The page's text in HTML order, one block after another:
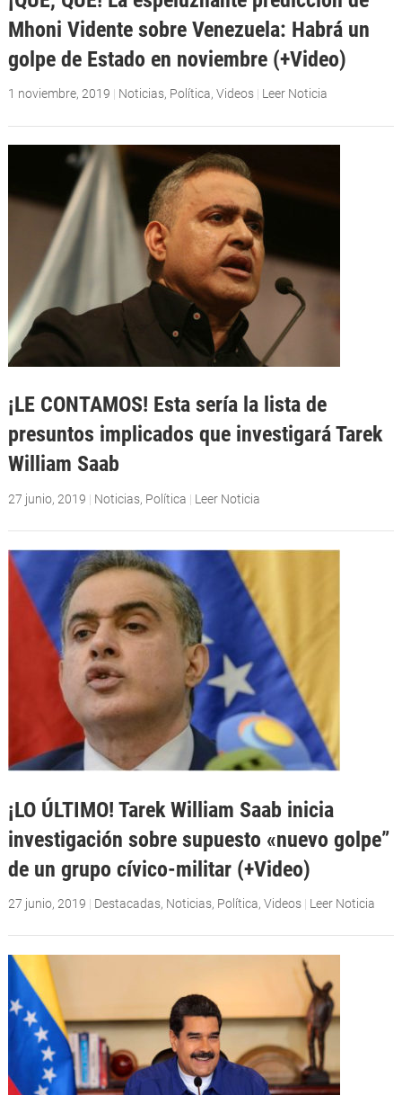
Mhoni Vidente sobre Venezuela: Habrá un
golpe de Estado en noviembre (+Video)
1 noviembre, 2019 | Noticias, Política, Videos | Leer Noticia
¡LE CONTAMOS! Esta sería la lista de
presuntos implicados que investigará Tarek
William Saab
27 junio, 2019 | Noticias, Política | Leer Noticia
¡LO ÚLTIMO! Tarek William Saab inicia
investigación sobre supuesto «nuevo golpe”
de un grupo cívico-militar (+Video)
27 junio, 2019 | Destacadas, Noticias, Política, Videos | Leer Noticia